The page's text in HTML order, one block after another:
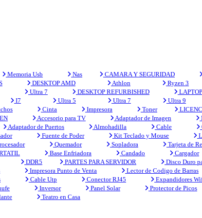
Memoria Usb Nas CAMARA Y SEGURIDAD
DESKTOP AMD Athlon Ryzen 3
Ultra 7 DESKTOP REFURBISHED
I7 Ultra 5 Ultra 7 Ultra 9
Cinta Impresora Toner
Accesorio para TV Adaptador de Imagen
Adaptador de Puertos Almohadilla Cable
Fuente de Poder Kit Teclado y Mouse
Quemador Sopladora Tarjeta de
Base Enfriadora Candado Cargador
DDR5 PARTES PARA SERVIDOR Disco Duro
Impresora Punto de Venta Lector de Codigo de Barras
Cable Utp Conector RJ45 Expandidores
Inversor Panel Solar Protector de Picos
Teatro en Casa